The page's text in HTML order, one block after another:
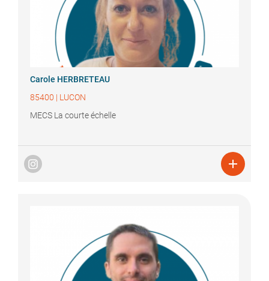
Carole HERBRETEAU
85400 | LUCON
MECS La courte échelle
